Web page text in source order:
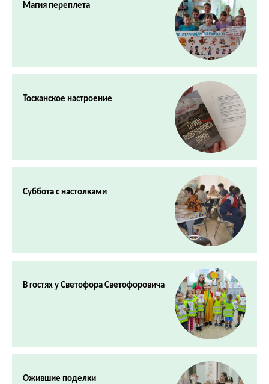
Магия переплета
Тосканское настроение
Суббота с настолками
В гостях у Светофора Светофоровича
Ожившие поделки